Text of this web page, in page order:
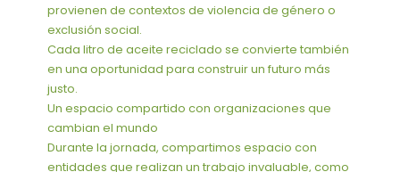
provienen de contextos de violencia de género o
exclusión social.
Cada litro de aceite reciclado se convierte también
en una oportunidad para construir un futuro más
justo.
Un espacio compartido con organizaciones que
cambian el mundo
Durante la jornada, compartimos espacio con
entidades que realizan un trabajo invaluable, como